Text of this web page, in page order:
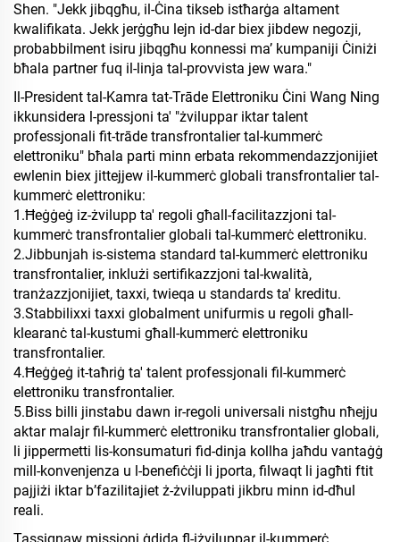
Shen. "Jekk jibqgħu, il-Ċina tikseb istħarġa altament
kwalifikata. Jekk jerġgħu lejn id-dar biex jibdew negozji,
probabbilment isiru jibqgħu konnessi ma’ kumpaniji Ċiniżi
bħala partner fuq il-linja tal-provvista jew wara."
Il-President tal-Kamra tat-Trāde Elettroniku Ċini Wang Ning
ikkunsidera l-pressjoni ta' "żviluppar iktar talent
professjonali fit-trāde transfrontalier tal-kummerċ
elettroniku" bħala parti minn erbata rekommendazzjonijiet
ewlenin biex jittejjew il-kummerċ globali transfrontalier tal-
kummerċ elettroniku:
1.Ħeġġeġ iz-żvilupp ta' regoli għall-facilitazzjoni tal-
kummerċ transfrontalier globali tal-kummerċ elettroniku.
2.Jibbunjah is-sistema standard tal-kummerċ elettroniku
transfrontalier, inklużi sertifikazzjoni tal-kwalità,
tranżazzjonijiet, taxxi, twieqa u standards ta' kreditu.
3.Stabbilixxi taxxi globalment unifurmis u regoli għall-
klearanċ tal-kustumi għall-kummerċ elettroniku
transfrontalier.
4.Ħeġġeġ it-taħriġ ta' talent professjonali fil-kummerċ
elettroniku transfrontalier.
5.Biss billi jinstabu dawn ir-regoli universali nistgħu nħejju
aktar malajr fil-kummerċ elettroniku transfrontalier globali,
li jippermetti lis-konsumaturi fid-dinja kollha jaħdu vantaġġ
mill-konvenjenza u l-benefiċċji li jporta, filwaqt li jagħti ftit
pajjiżi iktar b’fazilitajiet ż-żviluppati jikbru minn id-dħul
reali.